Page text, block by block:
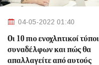
04-05-2022 01:40
Οι 10 πιο ενοχλητικοί τύποι
συναδέλφων και πώς θα
απαλλαγείτε από αυτούς